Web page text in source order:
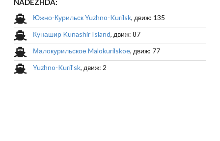
NADEZHDA:
Южно-Курильск Yuzhno-Kurilsk, движ: 135
Кунашир Kunashir Island, движ: 87
Малокурильское Malokurilskoe, движ: 77
Yuzhno-Kuril'sk, движ: 2